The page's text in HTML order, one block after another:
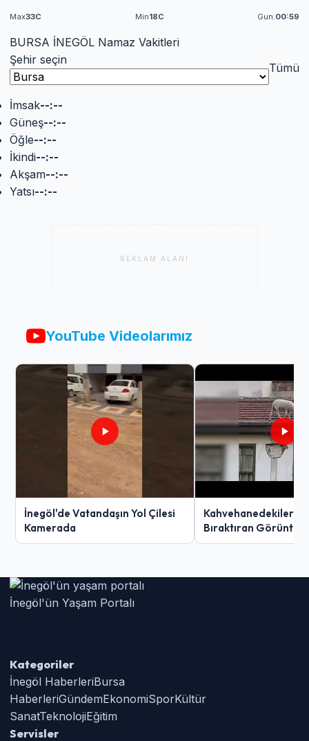
Max33C Min18C Gun.00:59
BURSA İNEGÖL Namaz Vakitleri
Şehir seçin
Tümü
İmsak--:--
Güneş--:--
Öğle--:--
İkindi--:--
Akşam--:--
Yatsı--:--
REKLAM ALANI
YouTube Videolarımız
İnegöl'de Vatandaşın Yol Çilesi
Kamerada
Kahvehanedekiler
Bıraktıran Görüntü!
İnegöl'ün Yaşam Portalı
Kategoriler
İnegöl HaberleriBursa
HaberleriGündemEkonomiSporKültür
SanatTeknolojiEğitim
Servisler